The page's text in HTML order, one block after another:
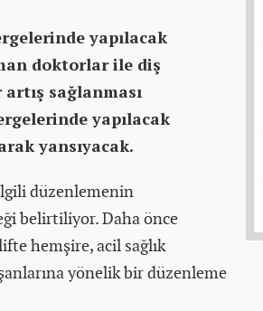
yapılacak
doktorlar ile diş
sağlanması
yapılacak
yansıyacak.
düzenlemenin
belirtiliyor. Daha önce
hemşire, acil sağlık
yönelik bir düzenleme